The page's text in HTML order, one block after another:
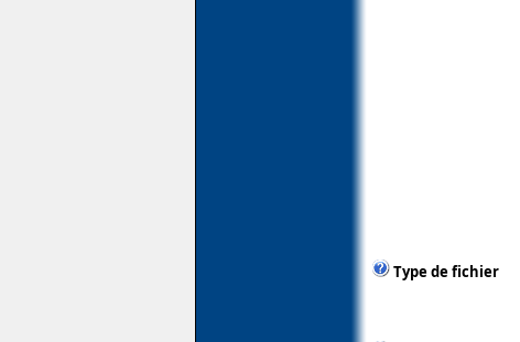
Type de fichier